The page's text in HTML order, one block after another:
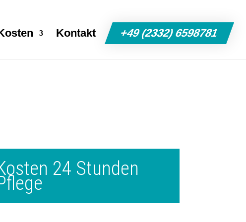
Kontakt +49 (2332) 6598781
24 Stunden